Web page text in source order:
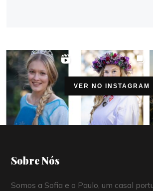
VER NO INSTAGRAM
Sobre Nós
Somos a Sofia e o Paulo, um casal